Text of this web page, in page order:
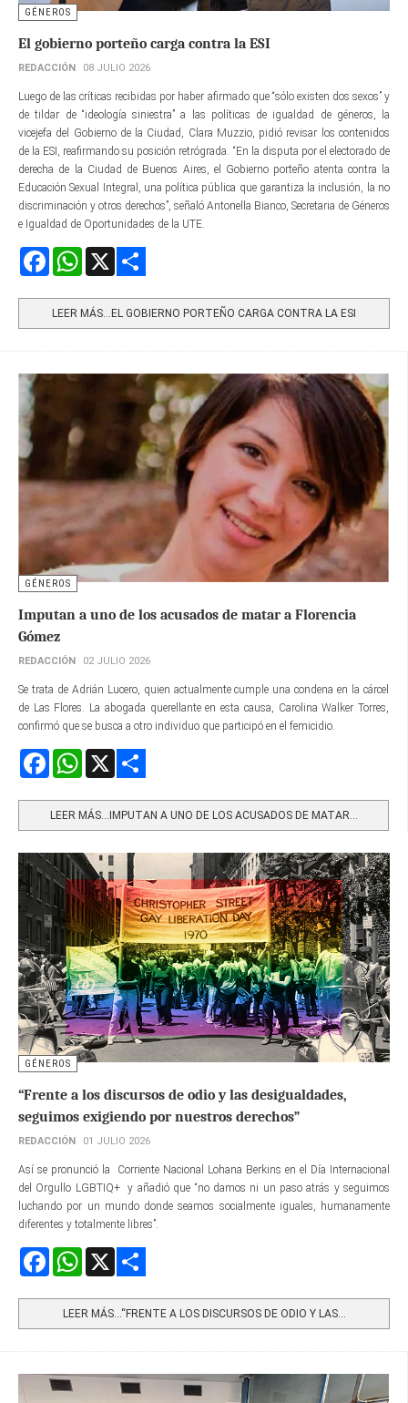
GÉNEROS
El gobierno porteño carga contra la ESI
REDACCIÓN 08 JULIO 2026
Luego de las críticas recibidas por haber afirmado que “sólo existen dos sexos” y
de tildar de “ideología siniestra” a las políticas de igualdad de géneros, la
vicejefa del Gobierno de la Ciudad, Clara Muzzio, pidió revisar los contenidos
de la ESI, reafirmando su posición retrógrada. “En la disputa por el electorado de
derecha de la Ciudad de Buenos Aires, el Gobierno porteño atenta contra la
Educación Sexual Integral, una política pública que garantiza la inclusión, la no
discriminación y otros derechos”, señaló Antonella Bianco, Secretaria de Géneros
e Igualdad de Oportunidades de la UTE.
FacebookWhatsApp
LEER MÁS…EL GOBIERNO PORTEÑO CARGA CONTRA LA ESI
GÉNEROS
Imputan a uno de los acusados de matar a Florencia
Gómez
REDACCIÓN 02 JULIO 2026
Se trata de Adrián Lucero, quien actualmente cumple una condena en la cárcel
de Las Flores. La abogada querellante en esta causa, Carolina Walker Torres,
confirmó que se busca a otro individuo que participó en el femicidio.
FacebookWhatsApp
LEER MÁS…IMPUTAN A UNO DE LOS ACUSADOS DE MATAR...
GÉNEROS
“Frente a los discursos de odio y las desigualdades,
seguimos exigiendo por nuestros derechos”
REDACCIÓN 01 JULIO 2026
Así se pronunció la Corriente Nacional Lohana Berkins en el Día Internacional
del Orgullo LGBTIQ+ y añadió que “no damos ni un paso atrás y seguimos
luchando por un mundo donde seamos socialmente iguales, humanamente
diferentes y totalmente libres”.
FacebookWhatsApp
LEER MÁS…“FRENTE A LOS DISCURSOS DE ODIO Y LAS...